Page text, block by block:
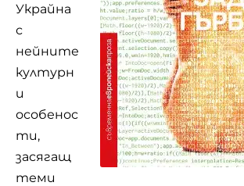
Украйна
с
нейните
културн
и
особенос
ти,
засягащ
теми